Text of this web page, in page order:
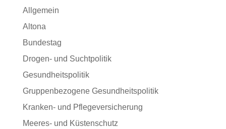
Allgemein
Altona
Bundestag
Drogen- und Suchtpolitik
Gesundheitspolitik
Gruppenbezogene Gesundheitspolitik
Kranken- und Pflegeversicherung
Meeres- und Küstenschutz